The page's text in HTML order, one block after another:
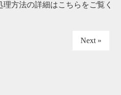
方法の詳細はこちらをご覧く
Next »